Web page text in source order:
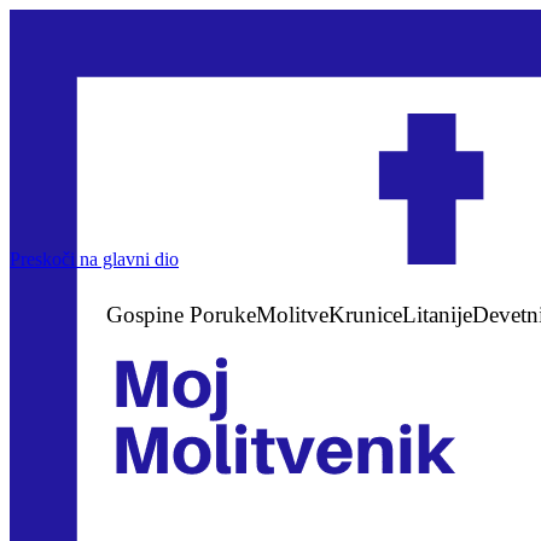
Preskoči na glavni dio
Gospine PorukeMolitveKruniceLitanije